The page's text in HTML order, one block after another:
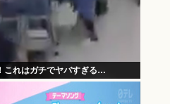
これはガチでヤバすぎる…